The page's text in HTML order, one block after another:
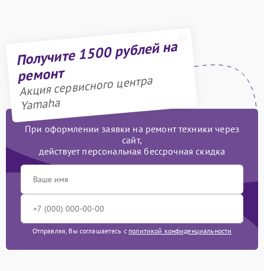
Получите 1500 рублей на
ремонт
Акция сервисного центра
Yamaha
При оформлении заявки на ремонт техники через
сайт,
действует персональная бессрочная скидка
Отправляя, Вы соглашаетесь с политикой конфиденциальности